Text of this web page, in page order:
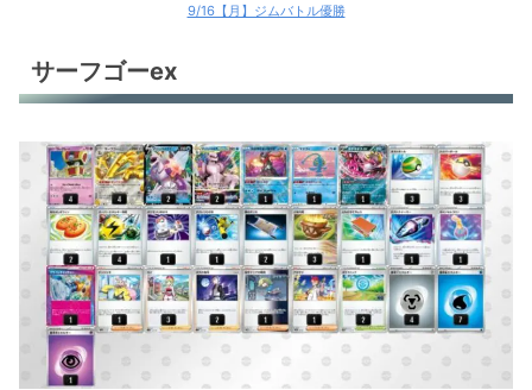
9/16【月】ジムバトル優勝
サーフゴーex